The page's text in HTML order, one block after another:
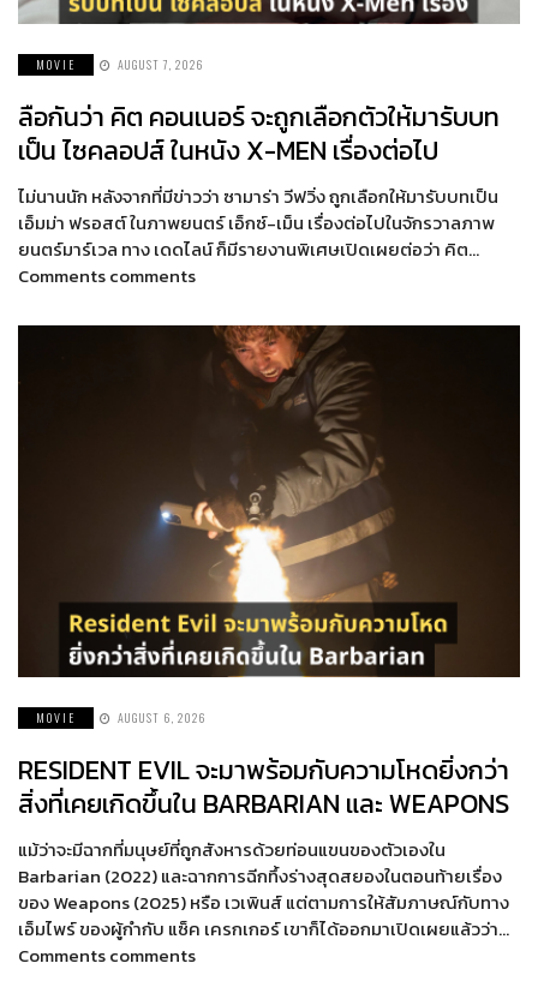
MOVIE AUGUST 7, 2026
ลือกันว่า คิต คอนเนอร์ จะถูกเลือกตัวให้มารับบท
เป็น ไซคลอปส์ ในหนัง X-MEN เรื่องต่อไป
ไม่นานนัก หลังจากที่มีข่าวว่า ซามาร่า วีฟวิ่ง ถูกเลือกให้มารับบทเป็น
เอ็มม่า ฟรอสต์ ในภาพยนตร์ เอ็กซ์-เม็น เรื่องต่อไปในจักรวาลภาพ
ยนตร์มาร์เวล ทาง เดดไลน์ ก็มีรายงานพิเศษเปิดเผยต่อว่า คิต…
Comments comments
MOVIE AUGUST 6, 2026
RESIDENT EVIL จะมาพร้อมกับความโหดยิ่งกว่า
สิ่งที่เคยเกิดขึ้นใน BARBARIAN และ WEAPONS
แม้ว่าจะมีฉากที่มนุษย์ที่ถูกสังหารด้วยท่อนแขนของตัวเองใน
Barbarian (2022) และฉากการฉีกทึ้งร่างสุดสยองในตอนท้ายเรื่อง
ของ Weapons (2025) หรือ เวเพินส์ แต่ตามการให้สัมภาษณ์กับทาง
เอ็มไพร์ ของผู้กำกับ แซ็ค เครกเกอร์ เขาก็ได้ออกมาเปิดเผยแล้วว่า…
Comments comments